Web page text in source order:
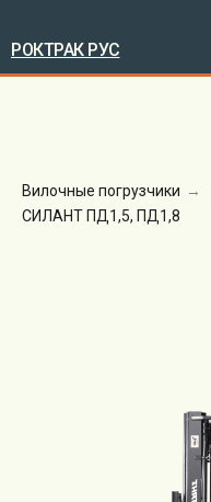
РОКТРАК РУС
Вилочные погрузчики →
СИЛАНТ ПД1,5, ПД1,8